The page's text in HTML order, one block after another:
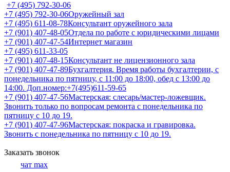
+7 (495) 792-30-06
+7 (495) 792-30-06Оружейный зал
+7 (495) 611-08-78Консультант оружейного зала
+7 (901) 407-48-05Отдела по работе с юридическими лицами
+7 (901) 407-47-54Интернет магазин
+7 (495) 611-33-05
+7 (901) 407-48-15Консультант не лицензионного зала
+7 (901) 407-47-89Бухгалтерия. Время работы бухгалтерии, с
понедельника по пятницу, с 11:00 до 18:00, обед с 13:00 до
14:00. Доп.номер:+7(495)611-59-65
+7 (901) 407-47-56Мастерская: слесарь/мастер-ложевщик.
Звонить только по вопросам ремонта с понедельника по
пятницу с 10 до 19.
+7 (901) 407-47-96Мастерская: покраска и гравировка.
Звонить с понедельника по пятницу с 10 до 19.
Заказать звонок
чат max